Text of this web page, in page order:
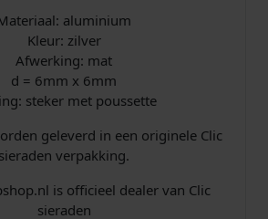
aluminium
Kleur: zilver
Afwerking: mat
d = 6mm x 6mm
steker met poussette
geleverd in een originele Clic
sieraden verpakking.
is officieel dealer van Clic
sieraden